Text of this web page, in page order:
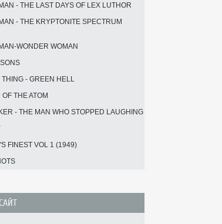
- THE LAST DAYS OF LEX LUTHOR
- THE KRYPTONITE SPECTRUM
WONDER WOMAN
THING - GREEN HELL
THE ATOM
- THE MAN WHO STOPPED LAUGHING
FINEST VOL 1 (1949)